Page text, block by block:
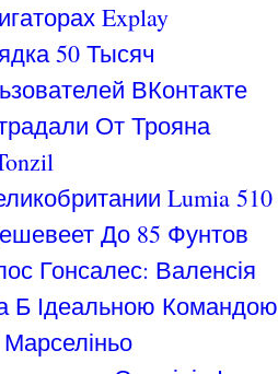
Explay
50 Тысяч
ВКонтакте
От Трояна
Lumia 510
До 85 Фунтов
Гонсалес: Валенсія
Б Ідеальною Командою